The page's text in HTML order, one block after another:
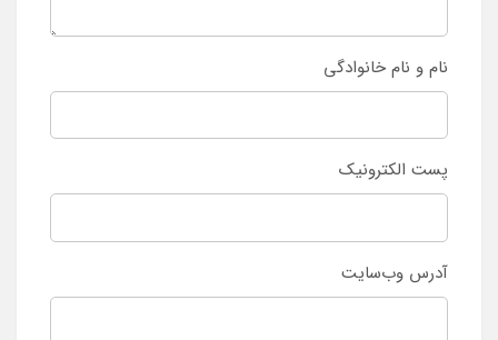
نام و نام خانوادگی
پست الکترونیک
آدرس وب‌سایت